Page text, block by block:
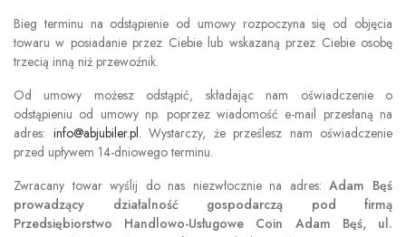
Bieg terminu na odstąpienie od umowy rozpoczyna się od objęcia
towaru w posiadanie przez Ciebie lub wskazaną przez Ciebie osobę
trzecią inną niż przewoźnik.
Od umowy możesz odstąpić, składając nam oświadczenie o
odstąpieniu od umowy np. poprzez wiadomość e-mail przesłaną na
adres: info@abjubiler.pl. Wystarczy, że prześlesz nam oświadczenie
przed upływem 14-dniowego terminu.
Zwracany towar wyślij do nas niezwłocznie na adres:Adam Bęś
prowadzący działalność gospodarczą pod firmą
Przedsiębiorstwo Handlowo-Usługowe Coin Adam Bęś, ul.